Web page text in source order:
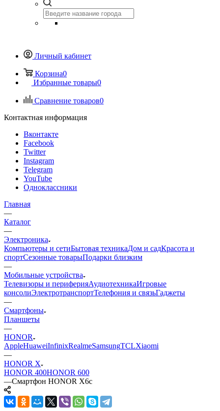
Личный кабинет
Корзина0
Избранные товары0
Сравнение товаров0
Контактная информация
Вконтакте
Facebook
Twitter
Instagram
Telegram
YouTube
Одноклассники
Главная
—
Каталог
—
Электроника
Компьютеры и сетиБытовая техникаДом и садКрасота и
спортСезонные товарыПодарки близким
—
Мобильные устройства
Телевизоры и периферияАудиотехникаИгровые
консолиЭлектротранспортТелефония и связьГаджеты
—
Смартфоны
Планшеты
—
HONOR
AppleHuaweiInfinixRealmeSamsungTCLXiaomi
—
HONOR X
HONOR 400HONOR 600
—Смартфон HONOR X6с